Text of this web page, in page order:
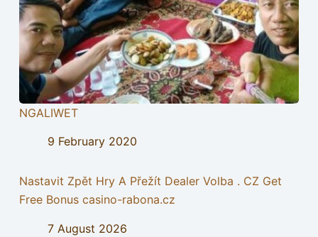
NGALIWET
9 February 2020
Nastavit Zpět Hry A Přežít Dealer Volba . CZ Get
Free Bonus casino-rabona.cz
7 August 2026